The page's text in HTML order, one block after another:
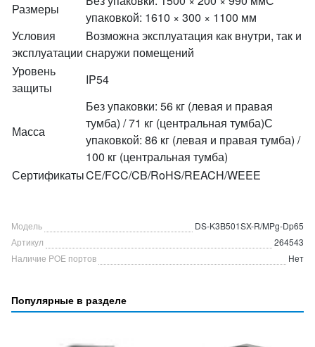
Размеры
упаковкой: 1610 × 300 × 1100 мм
Условия
эксплуатации
Возможна эксплуатация как внутри, так и
снаружи помещений
Уровень
защиты
IP54
Масса
Без упаковки: 56 кг (левая и правая
тумба) / 71 кг (центральная тумба)С
упаковкой: 86 кг (левая и правая тумба) /
100 кг (центральная тумба)
СертификатыCE/FCC/CB/RoHS/REACH/WEEE
Модель
DS-K3B501SX-R/MPg-Dp65
Артикул
264543
Наличие POE портов
Нет
Популярные в разделе